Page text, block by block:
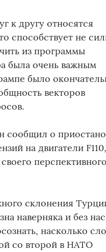
к другу относятся
способствует не
из программы
была очень важным
было
векторов
сообщил о
на двигатели F110,
перспективного
склонения
наверняка и без нас
насколько
со второй в НАТО